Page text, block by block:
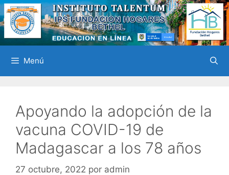
Saltar
al
contenido
Menú
Apoyando la adopción de la
vacuna COVID-19 de
Madagascar a los 78 años
27 octubre, 2022 por admin